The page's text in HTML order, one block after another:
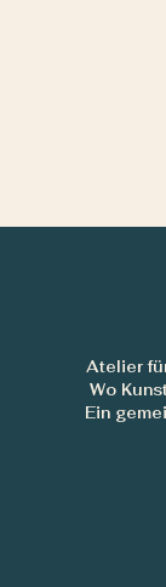
Atelier
Wo
Ein